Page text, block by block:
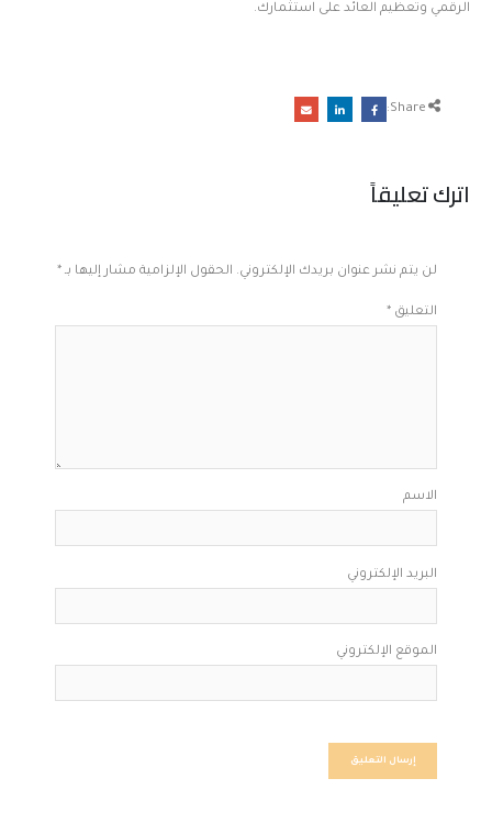
الرقمي وتعظيم العائد على استثمارك.
Share:
اترك تعليقاً
لن يتم نشر عنوان بريدك الإلكتروني. الحقول الإلزامية مشار إليها بـ *
التعليق *
الاسم
البريد الإلكتروني
الموقع الإلكتروني